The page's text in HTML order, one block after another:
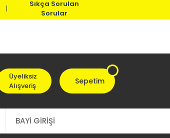
Sıkça Sorulan
Sorular
Üyeliksiz
Alışveriş
Sepetim
BAYİ GİRİŞİ